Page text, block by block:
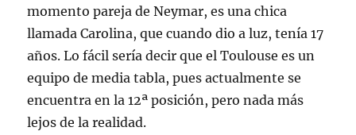
momento pareja de Neymar, es una chica
llamada Carolina, que cuando dio a luz, tenía 17
años. Lo fácil sería decir que el Toulouse es un
equipo de media tabla, pues actualmente se
encuentra en la 12ª posición, pero nada más
lejos de la realidad.